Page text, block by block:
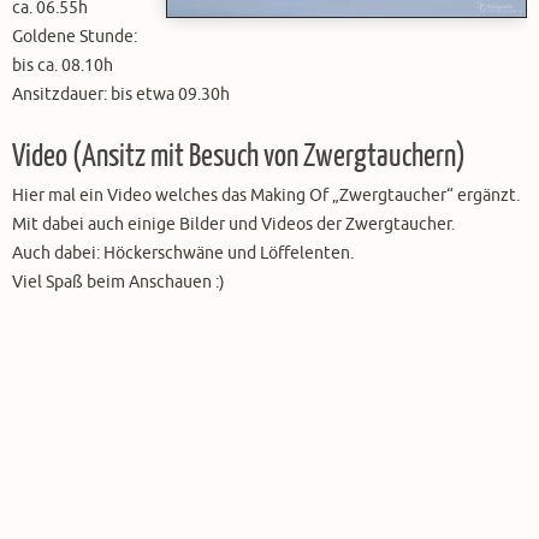
ca. 06.55h
Goldene Stunde:
bis ca. 08.10h
Ansitzdauer: bis etwa 09.30h
Video (Ansitz mit Besuch von Zwergtauchern)
Hier mal ein Video welches das Making Of „Zwergtaucher“ ergänzt.
Mit dabei auch einige Bilder und Videos der Zwergtaucher.
Auch dabei: Höckerschwäne und Löffelenten.
Viel Spaß beim Anschauen :)